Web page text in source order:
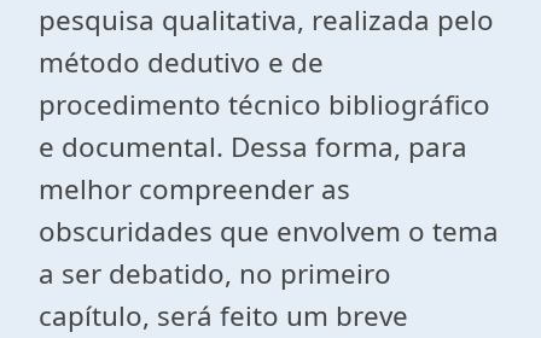
pesquisa qualitativa, realizada pelo
método dedutivo e de
procedimento técnico bibliográfico
e documental. Dessa forma, para
melhor compreender as
obscuridades que envolvem o tema
a ser debatido, no primeiro
capítulo, será feito um breve